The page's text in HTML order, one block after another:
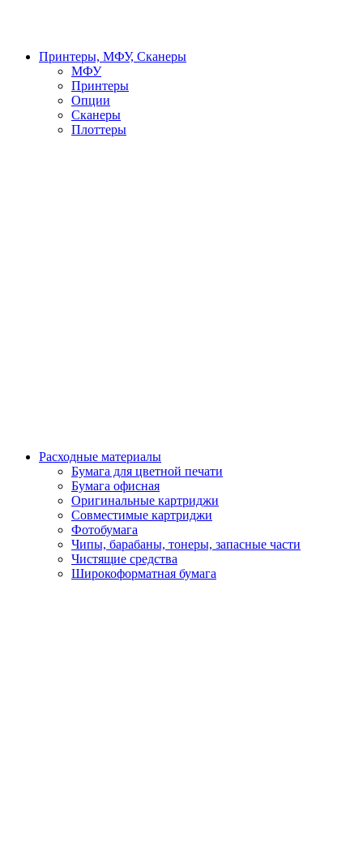
Принтеры, МФУ, Сканеры
МФУ
Принтеры
Опции
Сканеры
Плоттеры
Расходные материалы
Бумага для цветной печати
Бумага офисная
Оригинальные картриджи
Совместимые картриджи
Фотобумага
Чипы, барабаны, тонеры, запасные части
Чистящие средства
Широкоформатная бумага